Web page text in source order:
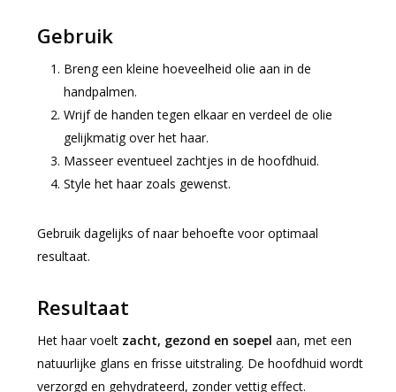
Gebruik
Breng een kleine hoeveelheid olie aan in de
handpalmen.
Wrijf de handen tegen elkaar en verdeel de olie
gelijkmatig over het haar.
Masseer eventueel zachtjes in de hoofdhuid.
Style het haar zoals gewenst.
Gebruik dagelijks of naar behoefte voor optimaal
resultaat.
Resultaat
Het haar voelt zacht, gezond en soepel aan, met een
natuurlijke glans en frisse uitstraling. De hoofdhuid wordt
verzorgd en gehydrateerd, zonder vettig effect.